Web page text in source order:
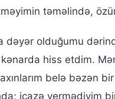
təməlində,
dəyər olduğumu
kənarda hiss etdim.
belə bəzən
icazə vermədiyim